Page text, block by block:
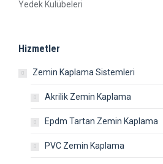
Yedek Kulübeleri
Hizmetler
Zemin Kaplama Sistemleri
Akrilik Zemin Kaplama
Epdm Tartan Zemin Kaplama
PVC Zemin Kaplama